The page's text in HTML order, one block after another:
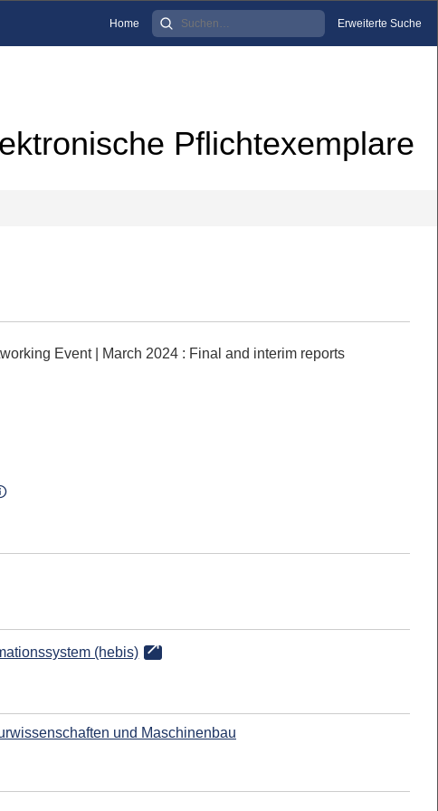
Home Erweiterte Suche
Pflichtexemplare
Event | March 2024 : Final and interim reports
(hebis)
und Maschinenbau